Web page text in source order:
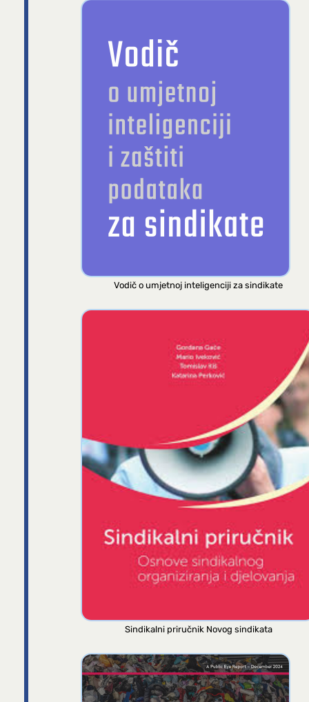
Vodič o umjetnoj inteligenciji za sindikate
Sindikalni priručnik Novog sindikata